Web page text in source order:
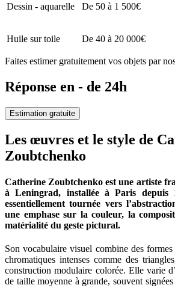
Dessin - aquarelle De 50 à 1 500€
Huile sur toile De 40 à 20 000€
Faites estimer gratuitement vos objets par
Réponse en - de 24h
Estimation gratuite
Les œuvres et le style de
Zoubtchenko
Catherine Zoubtchenko est une artiste
à Leningrad, installée à Paris depuis
essentiellement tournée vers
une emphase sur la couleur, la
matérialité du geste pictural.
Son vocabulaire visuel combine des
chromatiques intenses comme des
construction modulaire colorée. Elle varie
de taille moyenne à grande, souvent